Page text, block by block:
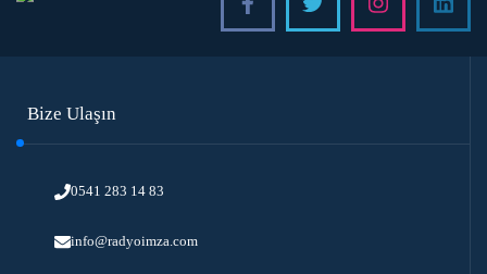
Bize Ulaşın
0541 283 14 83
info@radyoimza.com